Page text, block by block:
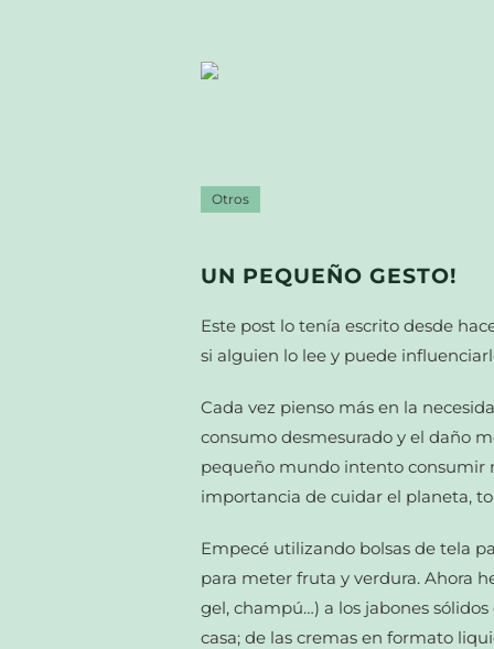
Otros
UN PEQUEÑO GESTO!
Este post lo tenía escrito desde
si alguien lo lee y puede
Cada vez pienso más en la
consumo desmesurado y el daño
pequeño mundo intento consumir
importancia de cuidar el planeta,
Empecé utilizando bolsas de tela
para meter fruta y verdura. Ahora
gel, champú…) a los jabones
casa; de las cremas en formato